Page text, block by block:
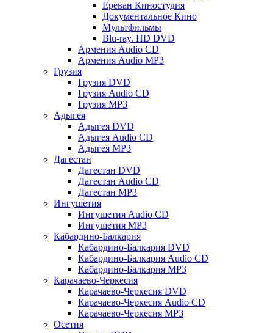
Ереван Киностудия
Документальное Кино
Мультфильмы
Blu-ray. HD DVD
Армения Audio CD
Армения Audio MP3
Грузия
Грузия DVD
Грузия Audio CD
Грузия MP3
Адыгея
Адыгея DVD
Адыгея Audio CD
Адыгея MP3
Дагестан
Дагестан DVD
Дагестан Audio CD
Дагестан MP3
Ингушетия
Ингушетия Audio CD
Ингушетия MP3
Кабардино-Балкария
Кабардино-Балкария DVD
Кабардино-Балкария Audio CD
Кабардино-Балкария MP3
Карачаево-Черкесия
Карачаево-Черкесия DVD
Карачаево-Черкесия Audio CD
Карачаево-Черкесия MP3
Осетия